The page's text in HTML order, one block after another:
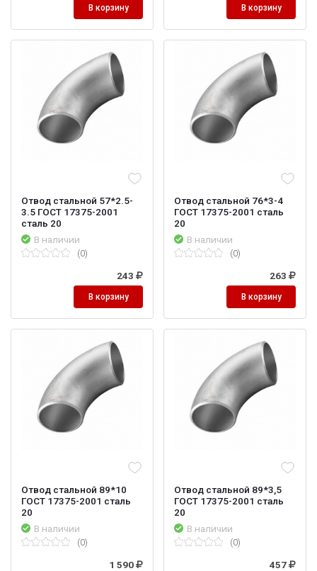
В корзину В корзину
Отвод стальной 57*2.5-
3.5 ГОСТ 17375-2001
сталь 20
В наличии
(0)
243
В корзину
Отвод стальной 76*3-4
ГОСТ 17375-2001 сталь
20
В наличии
(0)
263
В корзину
Отвод стальной 89*10
ГОСТ 17375-2001 сталь
20
В наличии
(0)
1 590
Отвод стальной 89*3,5
ГОСТ 17375-2001 сталь
20
В наличии
(0)
457